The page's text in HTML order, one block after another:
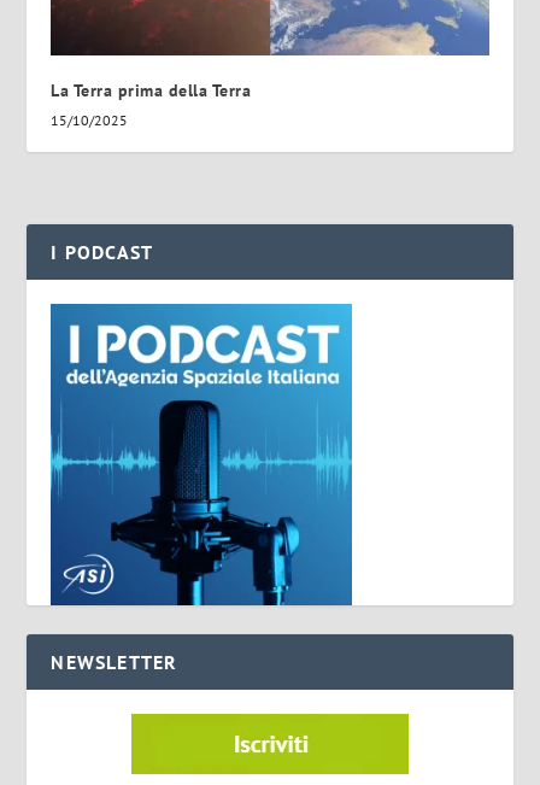
La Terra prima della Terra
15/10/2025
I PODCAST
NEWSLETTER